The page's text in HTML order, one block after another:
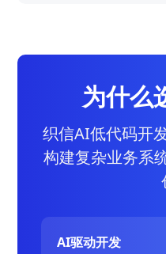
为什么
织信AI低代码开
构建复杂业务系
AI驱动开发